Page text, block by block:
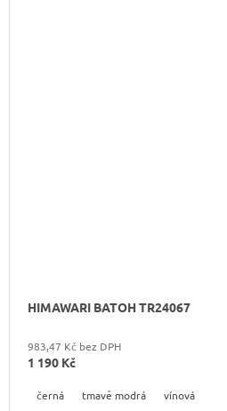
HIMAWARI BATOH TR24067
983,47 Kč bez DPH
1 190 Kč
černá tmavě modrá vínová